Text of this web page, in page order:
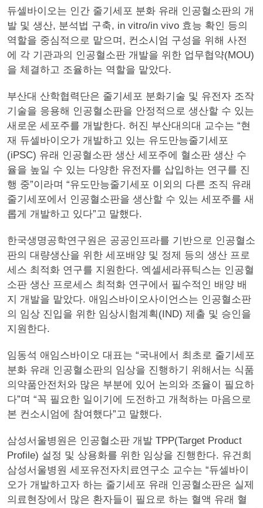
듀셀바이오는 인간 줄기세포 분화 유래 인공혈소판의 개
발 및 생산, 분석법 구축, in vitro/in vivo 효능 확인 등의
역할을 중심적으로 맡으며, 컨소시엄 구성을 위해 사전
에 각 기관과의 인공혈소판 개발을 위한 업무협약(MOU)
을 체결하고 조율하는 역할을 맡았다.
부산대 산학협력단은 줄기세포 분화기술 및 유전자 조작
기술을 응용해 인공혈소판을 안정적으로 생산할 수 있는
새로운 세포주를 개발한다. 허진 부산대의대 교수는 “현
재 듀셀바이오가 개발하고 있는 유도만능줄기세포
(iPSC) 유래 인공혈소판 생산 세포주에 혈소판 생산 수
율을 높일 수 있는 다양한 유전자를 삽입하는 연구를 진
행 중”이라며 “유도만능줄기세포 이외의 다른 조직 유래
줄기세포에서 인공혈소판을 생산할 수 있는 세포주를 새
롭게 개발하고 있다”고 말했다.
한국생명공학연구원은 공공인프라를 기반으로 인공혈소
판의 대량생산을 위한 세포배양 및 정제 등의 생산 프로
세스 최적화 연구를 지원한다. 엑셀세라퓨틱스는 인공혈
소판 생산 프로세스 최적화 연구에서 필수적인 배양 배
지 개발을 맡았다. 애임스바이오사이언스는 인공혈소판
의 임상 진입을 위한 임상시험계획(IND) 제출 및 승인을
지원한다.
임동석 애임스바이오 대표는 “국내에서 최초로 줄기세포
분화 유래 인공혈소판의 임상을 진행하기 위해서는 식품
의약품안전처와 많은 부분에 있어 논의와 조율이 필요하
다”며 “꼭 필요한 일이기에 도전하고 개척하는 마음으로
본 컨소시엄에 참여했다”고 말했다.
삼성서울병원은 인공혈소판 개발 TPP(Target Product
Profile) 설정 및 상용화를 위한 임상을 진행한다. 유건희
삼성서울병원 세포유전자치료연구소 교수는 “듀셀바이
오가 개발하고자 하는 줄기세포 유래 인공혈소판은 실제
의료현장에서 많은 환자들이 필요로 하는 혈액 유래 혈